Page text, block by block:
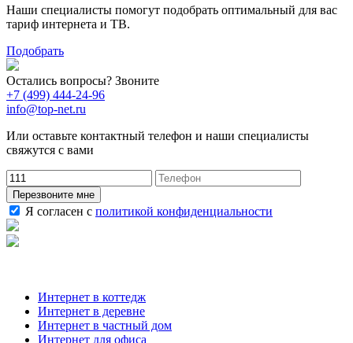
Наши специалисты помогут подобрать оптимальный для вас
тариф интернета и ТВ.
Подобрать
Остались вопросы? Звоните
+7 (499) 444-24-96
info@top-net.ru
Или оставьте контактный телефон и наши специалисты
свяжутся с вами
Перезвоните мне
Я согласен с политикой конфиденциальности
Интернет в коттедж
Интернет в деревне
Интернет в частный дом
Интернет для офиса